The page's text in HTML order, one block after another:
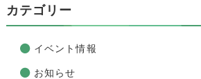
カテゴリー
イベント情報
お知らせ